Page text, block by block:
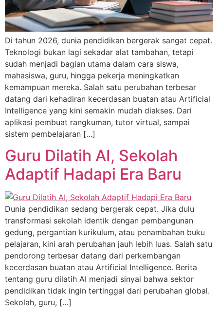
Di tahun 2026, dunia pendidikan bergerak sangat cepat.
Teknologi bukan lagi sekadar alat tambahan, tetapi
sudah menjadi bagian utama dalam cara siswa,
mahasiswa, guru, hingga pekerja meningkatkan
kemampuan mereka. Salah satu perubahan terbesar
datang dari kehadiran kecerdasan buatan atau Artificial
Intelligence yang kini semakin mudah diakses. Dari
aplikasi pembuat rangkuman, tutor virtual, sampai
sistem pembelajaran […]
Guru Dilatih AI, Sekolah
Adaptif Hadapi Era Baru
Dunia pendidikan sedang bergerak cepat. Jika dulu
transformasi sekolah identik dengan pembangunan
gedung, pergantian kurikulum, atau penambahan buku
pelajaran, kini arah perubahan jauh lebih luas. Salah satu
pendorong terbesar datang dari perkembangan
kecerdasan buatan atau Artificial Intelligence. Berita
tentang guru dilatih AI menjadi sinyal bahwa sektor
pendidikan tidak ingin tertinggal dari perubahan global.
Sekolah, guru, […]